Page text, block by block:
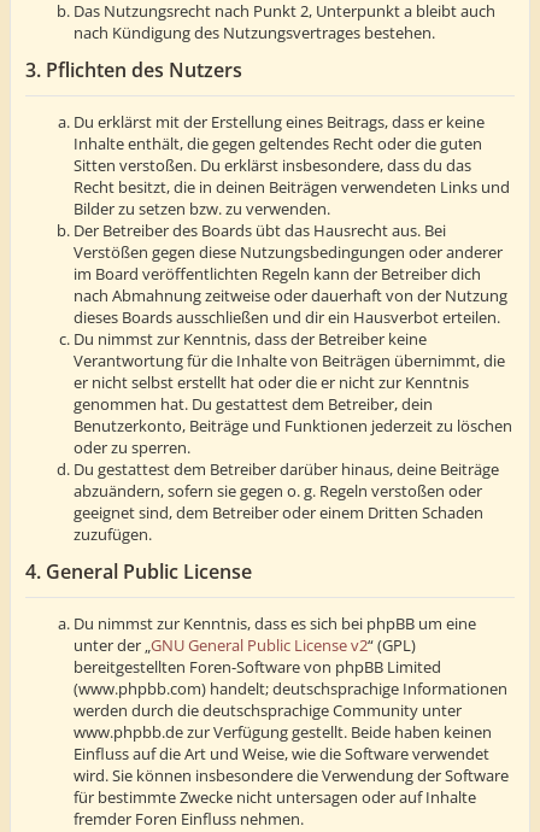
Das Nutzungsrecht nach Punkt 2, Unterpunkt a bleibt auch
nach Kündigung des Nutzungsvertrages bestehen.
3. Pflichten des Nutzers
Du erklärst mit der Erstellung eines Beitrags, dass er keine
Inhalte enthält, die gegen geltendes Recht oder die guten
Sitten verstoßen. Du erklärst insbesondere, dass du das
Recht besitzt, die in deinen Beiträgen verwendeten Links und
Bilder zu setzen bzw. zu verwenden.
Der Betreiber des Boards übt das Hausrecht aus. Bei
Verstößen gegen diese Nutzungsbedingungen oder anderer
im Board veröffentlichten Regeln kann der Betreiber dich
nach Abmahnung zeitweise oder dauerhaft von der Nutzung
dieses Boards ausschließen und dir ein Hausverbot erteilen.
Du nimmst zur Kenntnis, dass der Betreiber keine
Verantwortung für die Inhalte von Beiträgen übernimmt, die
er nicht selbst erstellt hat oder die er nicht zur Kenntnis
genommen hat. Du gestattest dem Betreiber, dein
Benutzerkonto, Beiträge und Funktionen jederzeit zu löschen
oder zu sperren.
Du gestattest dem Betreiber darüber hinaus, deine Beiträge
abzuändern, sofern sie gegen o. g. Regeln verstoßen oder
geeignet sind, dem Betreiber oder einem Dritten Schaden
zuzufügen.
4. General Public License
Du nimmst zur Kenntnis, dass es sich bei phpBB um eine
unter der „GNU General Public License v2“ (GPL)
bereitgestellten Foren-Software von phpBB Limited
(www.phpbb.com) handelt; deutschsprachige Informationen
werden durch die deutschsprachige Community unter
www.phpbb.de zur Verfügung gestellt. Beide haben keinen
Einfluss auf die Art und Weise, wie die Software verwendet
wird. Sie können insbesondere die Verwendung der Software
für bestimmte Zwecke nicht untersagen oder auf Inhalte
fremder Foren Einfluss nehmen.